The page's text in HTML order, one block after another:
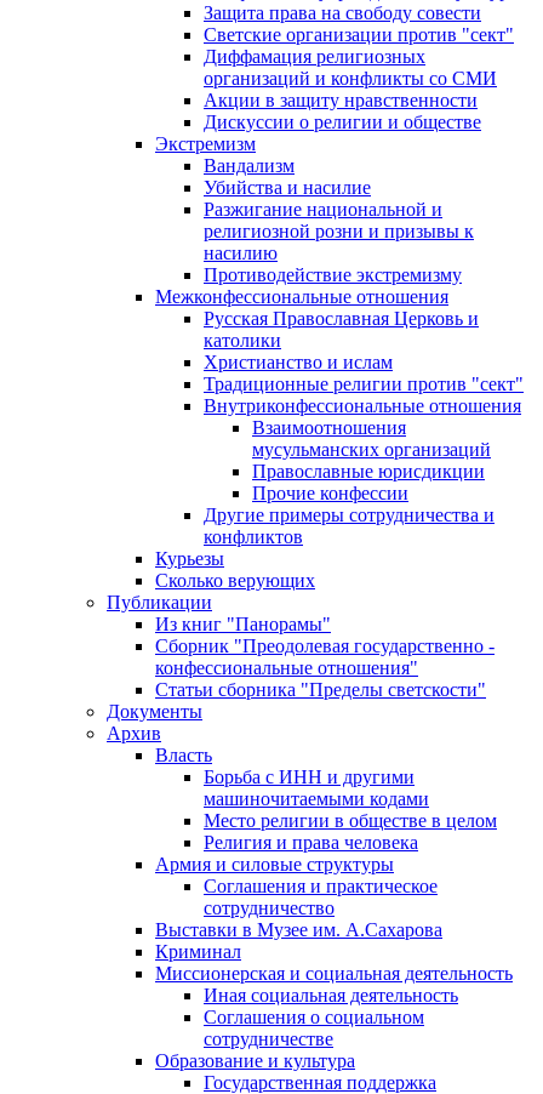
Защита права на свободу совести
Светские организации против "сект"
Диффамация религиозных
организаций и конфликты со СМИ
Акции в защиту нравственности
Дискуссии о религии и обществе
Экстремизм
Вандализм
Убийства и насилие
Разжигание национальной и
религиозной розни и призывы к
насилию
Противодействие экстремизму
Межконфессиональные отношения
Русская Православная Церковь и
католики
Христианство и ислам
Традиционные религии против "сект"
Внутриконфессиональные отношения
Взаимоотношения
мусульманских организаций
Православные юрисдикции
Прочие конфессии
Другие примеры сотрудничества и
конфликтов
Курьезы
Сколько верующих
Публикации
Из книг "Панорамы"
Сборник "Преодолевая государственно -
конфессиональные отношения"
Статьи сборника "Пределы светскости"
Документы
Архив
Власть
Борьба с ИНН и другими
машиночитаемыми кодами
Место религии в обществе в целом
Религия и права человека
Армия и силовые структуры
Соглашения и практическое
сотрудничество
Выставки в Музее им. А.Сахарова
Криминал
Миссионерская и социальная деятельность
Иная социальная деятельность
Соглашения о социальном
сотрудничестве
Образование и культура
Государственная поддержка